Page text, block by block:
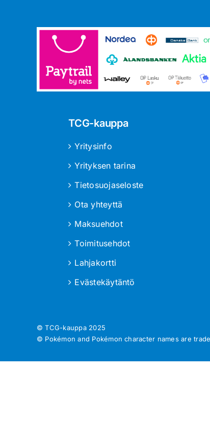
TCG-kauppa
Yritysinfo
Yrityksen tarina
Tietosuojaseloste
Ota yhteyttä
Maksuehdot
Toimitusehdot
Lahjakortti
Evästekäytäntö
© TCG-kauppa 2025
© Pokémon and Pokémon character names are